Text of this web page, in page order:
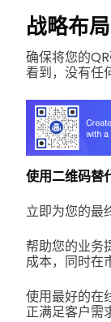
战略布局
确保将您的
看到，没有任
使用二维码替
立即为您的最
帮助您的业务
成本，同时在
使用最好的在
正满足客户需